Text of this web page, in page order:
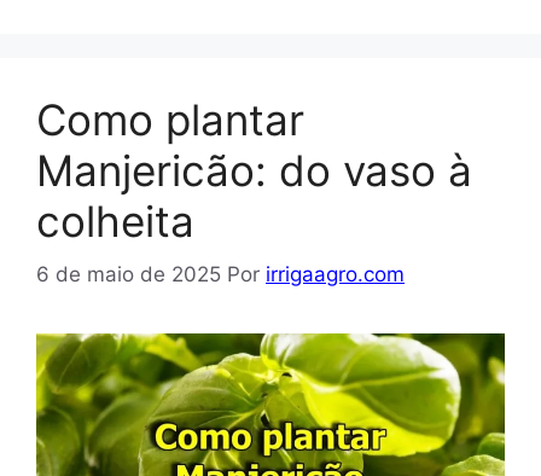
Como plantar
Manjericão: do vaso à
colheita
6 de maio de 2025 Por irrigaagro.com